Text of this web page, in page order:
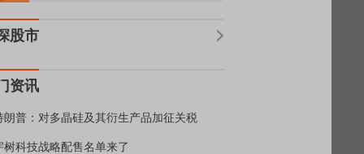
股市
资讯
朗普：对多晶硅及其衍生产品加征关税
树科技战略配售名单来了